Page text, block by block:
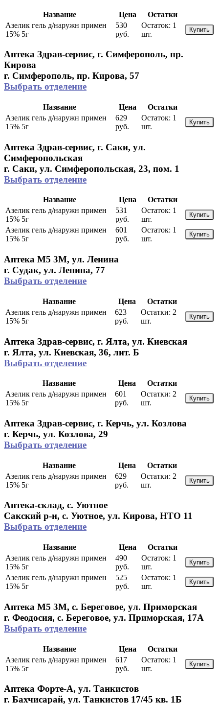
Название Цена
Остатки
Азелик гель д/наружн примен
15% 5г
530
руб.
Остаток: 1
шт.
Купить
Аптека Здрав-сервис, г. Симферополь, пр.
Кирова
г. Симферополь, пр. Кирова, 57
Выбрать отделение
Название Цена
Остатки
Азелик гель д/наружн примен
15% 5г
629
руб.
Остаток: 1
шт.
Купить
Аптека Здрав-сервис, г. Саки, ул.
Симферопольская
г. Саки, ул. Симферопольская, 23, пом. 1
Выбрать отделение
Название Цена
Остатки
Азелик гель д/наружн примен
15% 5г
531
руб.
Остаток: 1
шт.
Купить
Азелик гель д/наружн примен
15% 5г
601
руб.
Остаток: 1
шт.
Купить
Аптека М5 3М, ул. Ленина
г. Судак, ул. Ленина, 77
Выбрать отделение
Название Цена
Остатки
Азелик гель д/наружн примен
15% 5г
623
руб.
Остатки: 2
шт.
Купить
Аптека Здрав-сервис, г. Ялта, ул. Киевская
г. Ялта, ул. Киевская, 36, лит. Б
Выбрать отделение
Название Цена
Остатки
Азелик гель д/наружн примен
15% 5г
601
руб.
Остатки: 2
шт.
Купить
Аптека Здрав-сервис, г. Керчь, ул. Козлова
г. Керчь, ул. Козлова, 29
Выбрать отделение
Название Цена
Остатки
Азелик гель д/наружн примен
15% 5г
629
руб.
Остатки: 2
шт.
Купить
Аптека-склад, с. Уютное
Сакский р-н, с. Уютное, ул. Кирова, НТО 11
Выбрать отделение
Название Цена
Остатки
Азелик гель д/наружн примен
15% 5г
490
руб.
Остаток: 1
шт.
Купить
Азелик гель д/наружн примен
15% 5г
525
руб.
Остаток: 1
шт.
Купить
Аптека М5 3М, с. Береговое, ул. Приморская
г. Феодосия, с. Береговое, ул. Приморская, 17А
Выбрать отделение
Название Цена
Остатки
Азелик гель д/наружн примен
15% 5г
617
руб.
Остаток: 1
шт.
Купить
Аптека Форте-А, ул. Танкистов
г. Бахчисарай, ул. Танкистов 17/45 кв. 1Б